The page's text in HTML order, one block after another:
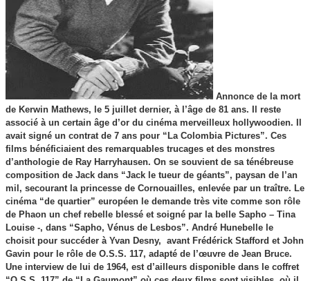
Annonce de la mort
de Kerwin Mathews, le 5 juillet dernier, à l’âge de 81 ans. Il reste
associé à un certain âge d’or du cinéma merveilleux hollywoodien. Il
avait signé un contrat de 7 ans pour “La Colombia Pictures”. Ces
films bénéficiaient des remarquables trucages et des monstres
d’anthologie de Ray Harryhausen. On se souvient de sa ténébreuse
composition de Jack dans “Jack le tueur de géants”, paysan de l’an
mil, secourant la princesse de Cornouailles, enlevée par un traître. Le
cinéma “de quartier” européen le demande très vite comme son rôle
de Phaon un chef rebelle blessé et soigné par la belle Sapho – Tina
Louise -, dans “Sapho, Vénus de Lesbos”. André Hunebelle le
choisit pour succéder à Yvan Desny, avant Frédérick Stafford et John
Gavin pour le rôle de O.S.S. 117, adapté de l’œuvre de Jean Bruce.
Une interview de lui de 1964, est d’ailleurs disponible dans le coffret